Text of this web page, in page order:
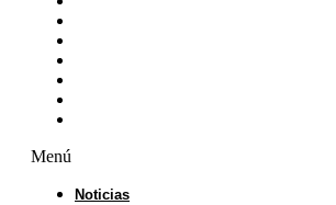
Menú
Noticias